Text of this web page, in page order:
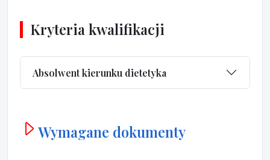
Kryteria kwalifikacji
Absolwent kierunku dietetyka
Wymagane dokumenty